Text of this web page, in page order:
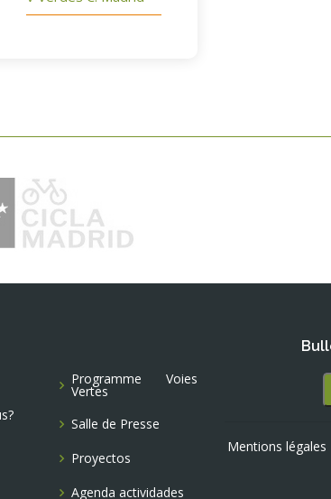
Programme Voies
Vertes
Salle de Presse
Proyectos
Agenda actividades
Mentions légales